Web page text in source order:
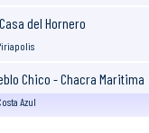
del Hornero
Chico - Chacra Maritima
Azul